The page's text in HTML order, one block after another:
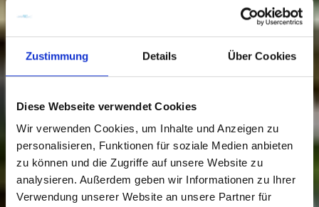
Zustimmung Details Über Cookies
Diese Webseite verwendet Cookies
Wir verwenden Cookies, um Inhalte und Anzeigen zu
personalisieren, Funktionen für soziale Medien anbieten
zu können und die Zugriffe auf unsere Website zu
analysieren. Außerdem geben wir Informationen zu Ihrer
Verwendung unserer Website an unsere Partner für